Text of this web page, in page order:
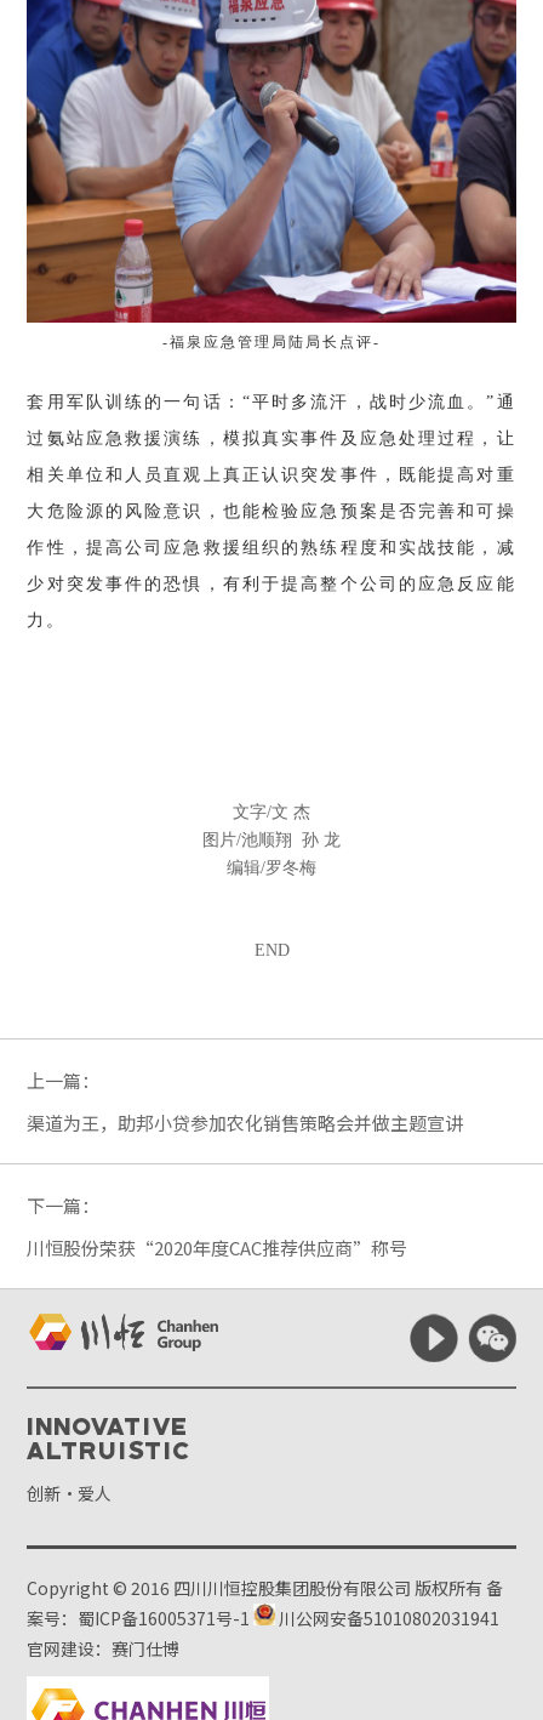
-福泉应急管理局陆局长点评-
套用军队训练的一句话：“平时多流汗，战时少流血。”通
过氨站应急救援演练，模拟真实事件及应急处理过程，让
相关单位和人员直观上真正认识突发事件，既能提高对重
大危险源的风险意识，也能检验应急预案是否完善和可操
作性，提高公司应急救援组织的熟练程度和实战技能，减
少对突发事件的恐惧，有利于提高整个公司的应急反应能
力。
文字/文 杰
图片/池顺翔 孙 龙
编辑/罗冬梅
END
上一篇：
渠道为王，助邦小贷参加农化销售策略会并做主题宣讲
下一篇：
川恒股份荣获“2020年度CAC推荐供应商”称号
Innovative
Altruistic
创新·爱人
Copyright © 2016 四川川恒控股集团股份有限公司 版权所有备
案号：蜀ICP备16005371号-1
川公网安备51010802031941
官网建设：赛门仕博